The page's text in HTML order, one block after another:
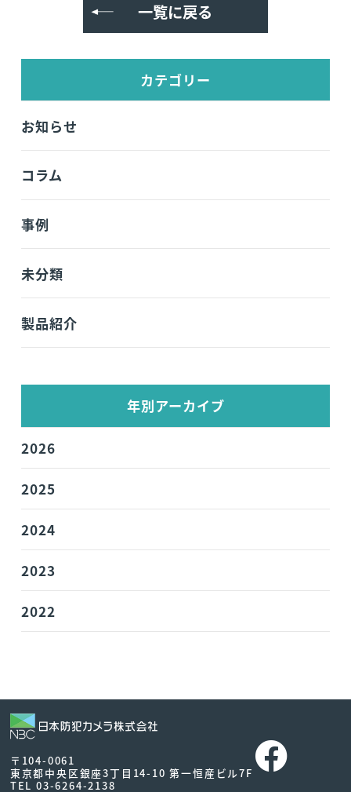
一覧に戻る
カテゴリー
お知らせ
コラム
事例
未分類
製品紹介
年別アーカイブ
2026
2025
2024
2023
2022
〒104-0061
東京都中央区銀座3丁目14-10 第一恒産ビル7F
TEL 03-6264-2138